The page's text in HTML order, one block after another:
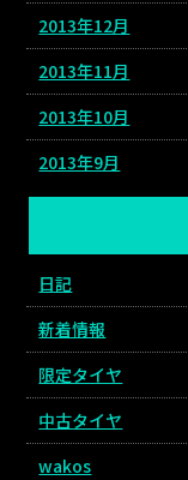
2013年12月
2013年11月
2013年10月
2013年9月
日記
新着情報
限定タイヤ
中古タイヤ
wakos